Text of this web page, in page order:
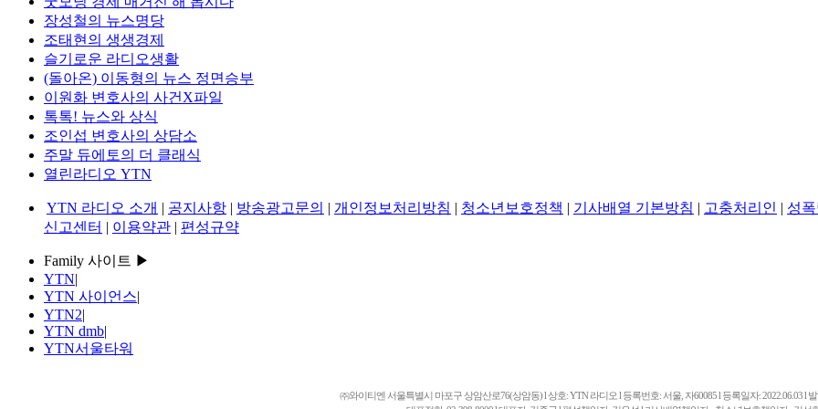
장성철의 뉴스명당
조태현의 생생경제
슬기로운 라디오생활
(돌아온) 이동형의 뉴스 정면승부
이원화 변호사의 사건X파일
톡톡! 뉴스와 상식
조인섭 변호사의 상담소
주말 듀에토의 더 클래식
열린라디오 YTN
YTN 라디오 소개 | 공지사항 | 방송광고문의 | 개인정보처리방침 | 청소년보호정책 | 기사배열 기본방침 | 고충처리인 | 성폭
신고센터 | 이용약관 | 편성규약
Family 사이트 ▶
YTN|
YTN 사이언스|
YTN2|
YTN dmb|
YTN서울타워
㈜와이티엔 서울특별시 마포구 상암산로76(상암동) l 상호: YTN 라디오 l 등록번호: 서울, 자60085 l 등록일자: 2022.06.03 l 발